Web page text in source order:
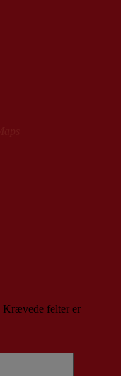
Krævede felter er